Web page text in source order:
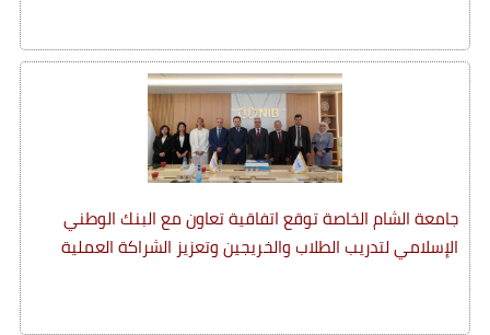
جامعة الشام الخاصة توقع اتفاقية تعاون مع البنك الوطني
الإسلامي لتدريب الطلاب والخريجين وتعزيز الشراكة العملية